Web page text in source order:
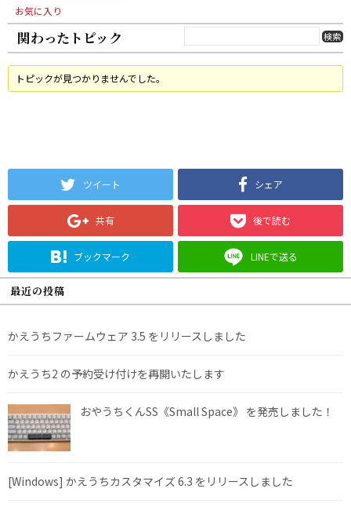
お気に入り
関わったトピック
トピックが見つかりませんでした。
ツイート シェア
共有 後で読む
ブックマーク LINEで送る
最近の投稿
かえうちファームウェア 3.5 をリリースしました
かえうち2 の予約受け付けを再開いたします
おやうちくんSS《Small Space》 を発売しました！
[Windows] かえうちカスタマイズ 6.3 をリリースしました